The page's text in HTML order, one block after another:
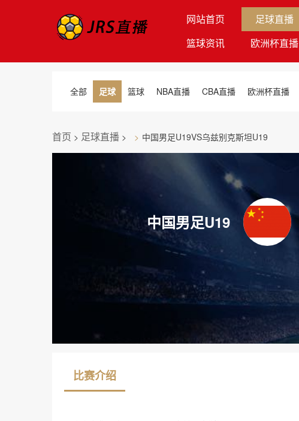
网站首页 足球直播
篮球资讯
欧洲杯直播
全部 足球 篮球 NBA直播 CBA直播 欧洲杯直播
首页 > 足球直播 > 中国男足U19VS乌兹别克斯坦U19
中国男足U19
比赛介绍